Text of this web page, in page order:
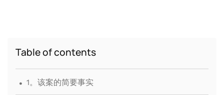
Table of contents
. 1。该案的简要事实